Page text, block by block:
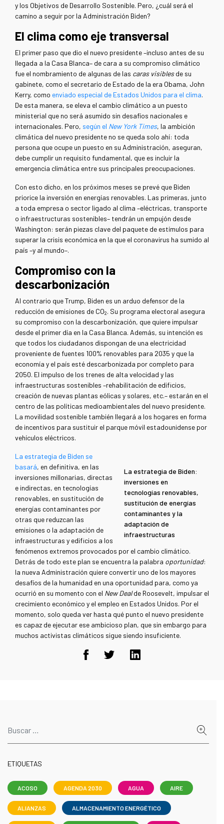
y los Objetivos de Desarrollo Sostenible. Pero, ¿cuál será el
camino a seguir por la Administración Biden?
El clima como eje transversal
El primer paso que dio el nuevo presidente –incluso antes de su
llegada a la Casa Blanca– de cara a su compromiso climático
fue el nombramiento de algunas de las caras visiblesde su
gabinete, como el secretario de Estado de la era Obama, John
Kerry, como enviado especial de Estados Unidos para el clima.
De esta manera, se eleva el cambio climático a un puesto
ministerial que no será asumido sin desafíos nacionales e
internacionales. Pero, según el New York Times, la ambición
climática del nuevo presidente no se queda solo ahí: toda
persona que ocupe un puesto en su Administración, aseguran,
debe cumplir un requisito fundamental, que es incluir la
emergencia climática entre sus principales preocupaciones.
Con esto dicho, en los próximos meses se prevé que Biden
priorice la inversión en energías renovables. Las primeras, junto
a toda empresa o sector ligado al clima –eléctricas, transporte
o infraestructuras sostenibles– tendrán un empujón desde
Washington: serán piezas clave del paquete de estímulos para
superar la crisis económica en la que el coronavirus ha sumido al
país –y al mundo–.
Compromiso con la
descarbonización
Al contrario que Trump, Biden es un arduo defensor de la
reducción de emisiones de CO2. Su programa electoral asegura
su compromiso con la descarbonización, que quiere impulsar
desde el primer día en la Casa Blanca. Además, su intención es
que todos los ciudadanos dispongan de una electricidad
proveniente de fuentes 100% renovables para 2035 y que la
economía y el país esté descarbonizada por completo para
2050. El impulso de los trenes de alta velocidad y las
infraestructuras sostenibles –rehabilitación de edificios,
creación de nuevas plantas eólicas y solares, etc.– estarán en el
centro de las políticas medioambientales del nuevo presidente.
La movilidad sostenible también llegará a los hogares en forma
de incentivos para sustituir el parque móvil estadounidense por
vehículos eléctricos.
La estrategia de Biden:
inversiones en
tecnologías renovables,
sustitución de energías
contaminantes y la
adaptación de
infraestructuras
La estrategia de Biden se
basará, en definitiva, en las
inversiones millonarias, directas
e indirectas, en tecnologías
renovables, en sustitución de
energías contaminantes por
otras que reduzcan las
emisiones o la adaptación de
infraestructuras y edificios a los
fenómenos extremos provocados por el cambio climático.
Detrás de todo este plan se encuentra la palabra oportunidad:
la nueva Administración quiere convertir uno de los mayores
desafíos de la humanidad en una oportunidad para, como ya
ocurrió en su momento con el New Dealde Roosevelt, impulsar el
crecimiento económico y el empleo en Estados Unidos. Por el
momento, solo queda ver hasta qué punto el nuevo presidente
es capaz de ejecutar ese ambicioso plan, que sin embargo para
muchos activistas climáticos sigue siendo insuficiente.
ETIQUETAS
ACOSO AGENDA 2030 AGUA AIRE
ALIANZAS ALMACENAMIENTO ENERGÉTICO